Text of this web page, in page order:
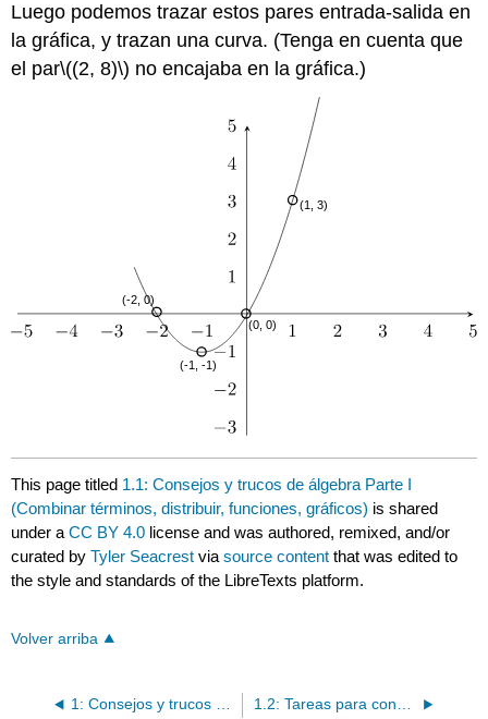
Luego podemos trazar estos pares entrada-salida en
la gráfica, y trazan una curva. (Tenga en cuenta que
el par\((2, 8)\) no encajaba en la gráfica.)
This page titled 1.1: Consejos y trucos de álgebra Parte I
(Combinar términos, distribuir, funciones, gráficos) is shared
under aCC BY 4.0 license and was authored, remixed, and/or
curated byTyler Seacrest viasource content that was edited to
the style and standards of the LibreTexts platform.
Volver arriba